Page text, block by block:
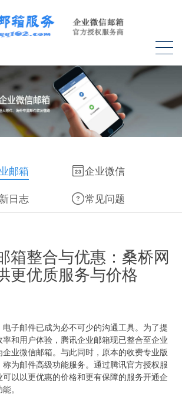
邮箱 企业微信
日志 常见问题
箱整合与优惠：桑桥网
更优质服务与价格
子邮件已成为必不可少的沟通工具。为了提
和用户体验，腾讯企业邮箱现已整合至企业
业微信邮箱。与此同时，原本的收费专业版
为邮件高级功能服务。通过腾讯官方授权服
以以更优惠的价格和更有保障的服务开通企
。